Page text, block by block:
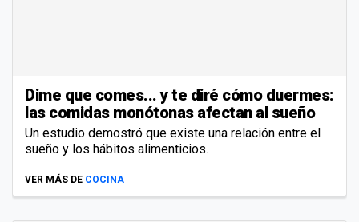
Dime que comes... y te diré cómo duermes:
las comidas monótonas afectan al sueño
Un estudio demostró que existe una relación entre el
sueño y los hábitos alimenticios.
VER MÁS DE COCINA